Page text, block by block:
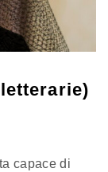
capace di